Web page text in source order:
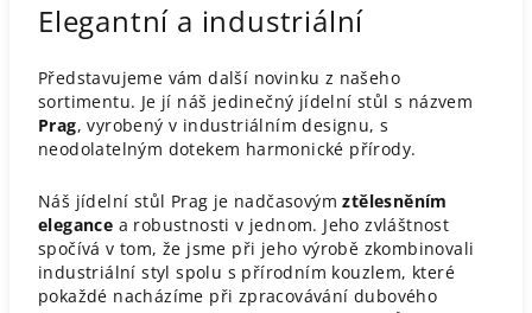
Elegantní a industriální
Představujeme vám další novinku z našeho
sortimentu. Je jí náš jedinečný jídelní stůl s názvem
Prag, vyrobený v industriálním designu, s
neodolatelným dotekem harmonické přírody.
Náš jídelní stůl Prag je nadčasovýmztělesněním
elegance a robustnosti v jednom. Jeho zvláštnost
spočívá v tom, že jsme při jeho výrobě zkombinovali
industriální styl spolu s přírodním kouzlem, které
pokaždé nacházíme při zpracovávání dubového